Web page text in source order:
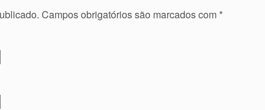
Campos obrigatórios são marcados com *